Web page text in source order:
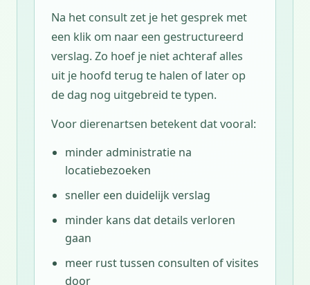
Na het consult zet je het gesprek met
een klik om naar een gestructureerd
verslag. Zo hoef je niet achteraf alles
uit je hoofd terug te halen of later op
de dag nog uitgebreid te typen.
Voor dierenartsen betekent dat vooral:
minder administratie na
locatiebezoeken
sneller een duidelijk verslag
minder kans dat details verloren
gaan
meer rust tussen consulten of visites
door